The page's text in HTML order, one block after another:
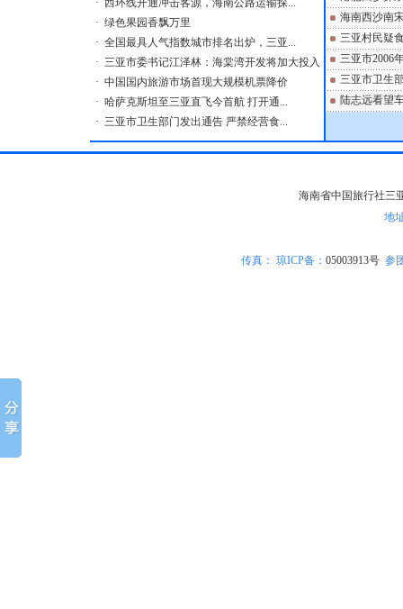
· 西环线开通冲击客源，海南公路运输探...
· 绿色果园香飘万里
· 全国最具人气指数城市排名出炉，三亚...
· 三亚市委书记江泽林：海棠湾开发将加大投入
· 中国国内旅游市场首现大规模机票降价
· 哈萨克斯坦至三亚直飞今首航 打开通...
· 三亚市卫生部门发出通告 严禁经营食...
海南西沙南
三亚村民疑
三亚市2006
三亚市卫生
陆志远看望
海南省中国旅行社三
地
传真： 琼ICP备： 05003913号参